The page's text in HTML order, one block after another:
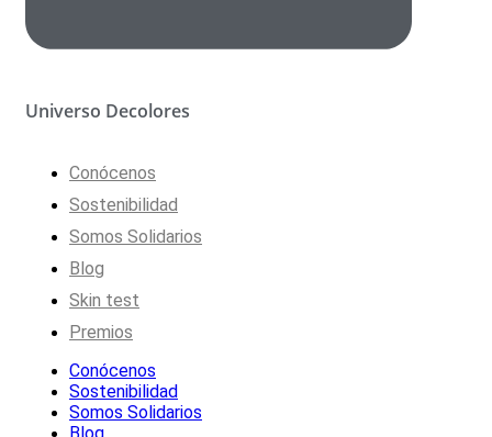
Universo Decolores
Conócenos
Sostenibilidad
Somos Solidarios
Blog
Skin test
Premios
Conócenos
Sostenibilidad
Somos Solidarios
Blog